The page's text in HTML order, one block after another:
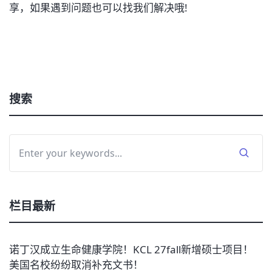
享，如果遇到问题也可以找我们解决哦!
搜索
栏目最新
诺丁汉成立生命健康学院！KCL 27fall新增硕士项目！
美国名校纷纷取消补充文书！